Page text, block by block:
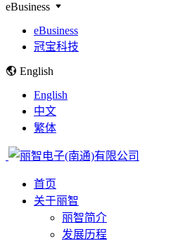
eBusiness
eBusiness
冠宝科技
English
English
中文
繁体
首页
关于丽智
丽智简介
发展历程